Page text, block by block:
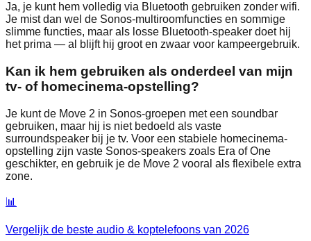
Ja, je kunt hem volledig via Bluetooth gebruiken zonder wifi.
Je mist dan wel de Sonos-multiroomfuncties en sommige
slimme functies, maar als losse Bluetooth-speaker doet hij
het prima — al blijft hij groot en zwaar voor kampeergebruik.
Kan ik hem gebruiken als onderdeel van mijn
tv- of homecinema-opstelling?
Je kunt de Move 2 in Sonos-groepen met een soundbar
gebruiken, maar hij is niet bedoeld als vaste
surroundspeaker bij je tv. Voor een stabiele homecinema-
opstelling zijn vaste Sonos-speakers zoals Era of One
geschikter, en gebruik je de Move 2 vooral als flexibele extra
zone.
📊
Vergelijk de beste audio & koptelefoons van 2026